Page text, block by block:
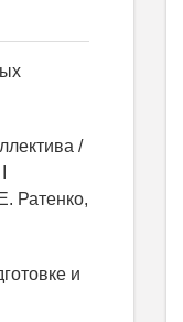
/
Ратенко,
и